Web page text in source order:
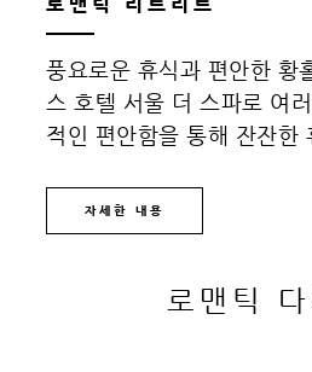
풍요로운 휴식과 편안한 황
스 호텔 서울 더 스파로 여
적인 편안함을 통해 잔잔한
자세한 내용
로맨틱 다